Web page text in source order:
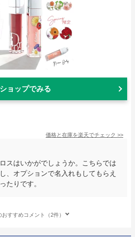
ショップでみる
価格と在庫を楽天でチェック >>
スはいかがでしょうか。こちらでは
、オプションで名入れもしてもらえ
たりです。
おすすめコメント（2件）